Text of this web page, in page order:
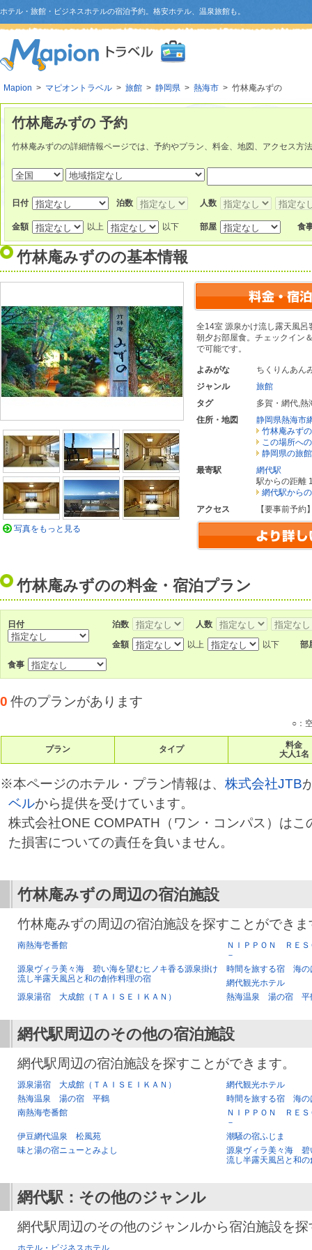
ホテル・旅館・ビジネスホテルの宿泊予約。格安ホテル、温泉旅館も。
Mapion > マピオントラベル > 旅館 > 静岡県 > 熱海市 > 竹林庵みずの
竹林庵みずの 予約
竹林庵みずのの詳細情報ページでは、予約やプラン、料金、地図、アクセス方
日付 泊数 人数
金額 以上 以下 部屋 食
竹林庵みずのの基本情報
全14室 源泉かけ流し露天風
朝夕お部屋食。チェックイン
で可能です。
よみがな
ちくりんあん
ジャンル
旅館
タグ
多賀・網代,熱
住所・地図
静岡県熱海市
竹林庵みず
この場所へ
静岡県の旅館
最寄駅
網代駅
駅からの距離
網代駅から
アクセス
【要事前予
写真をもっと見る
竹林庵みずのの料金・宿泊プラン
日付 泊数 人数
金額 以上 以下 部
食事
0 件のプランがあります
○：
プラン タイプ
料金
大人1名
※本ページのホテル・プラン情報は、 株式会社JTB
ベルから提供を受けています。
株式会社ONE COMPATH（ワン・コンパス）はこ
た損害についての責任を負いません。
竹林庵みずの周辺の宿泊施設
竹林庵みずの周辺の宿泊施設を探すことができま
南熱海壱番館
ＮＩＰＰＯＮ ＲＥ
－
源泉ヴィラ美々海 碧い海を望むヒノキ香る源泉掛け
流し半露天風呂と和の創作料理の宿
時間を旅する宿 海の
網代観光ホテル
源泉湯宿 大成館（ＴＡＩＳＥＩＫＡＮ）
熱海温泉 湯の宿 平
網代駅周辺のその他の宿泊施設
網代駅周辺の宿泊施設を探すことができます。
源泉湯宿 大成館（ＴＡＩＳＥＩＫＡＮ）
網代観光ホテル
熱海温泉 湯の宿 平鶴
時間を旅する宿 海の
南熱海壱番館
ＮＩＰＰＯＮ ＲＥ
－
伊豆網代温泉 松風苑
潮騒の宿ふじま
味と湯の宿ニューとみよし
源泉ヴィラ美々海 碧
流し半露天風呂と和
網代駅 ：その他のジャンル
網代駅周辺のその他のジャンルから宿泊施設を
ホテル・ビジネスホテル